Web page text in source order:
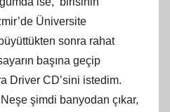
Üniversite
sonra rahat
başına geçip
Driver CD’sini istedim.
şimdi banyodan çıkar,